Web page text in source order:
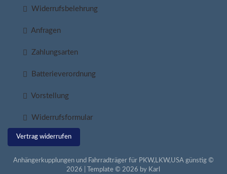
Widerrufsbelehrung
Anfragen
Zahlungsarten
Batterieverordnung
Vorstellung
Widerrufsformular
Vertrag widerrufen
Anhängerkupplungen und Fahrradträger für PKW,LKW,USA günstig ©
2026 | Template © 2026 by Karl